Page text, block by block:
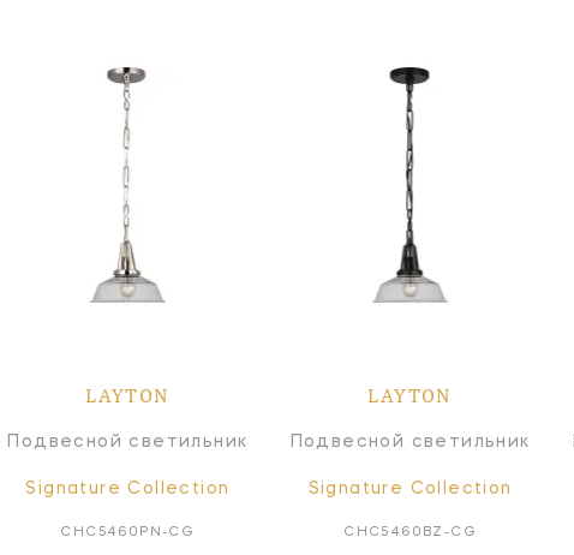
LAYTON
Подвесной светильник
Signature Collection
CHC5460PN-CG
LAYTON
Подвесной светильник
Signature Collection
CHC5460BZ-CG